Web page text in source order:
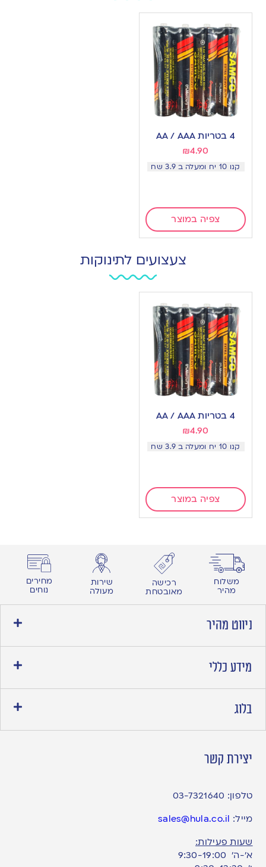
4 בטריות AA / AAA
₪4.90
קנו 10 יח ומעלה ב 3.9 שח
צפיה במוצר
צעצועים לתינוקות
4 בטריות AA / AAA
₪4.90
קנו 10 יח ומעלה ב 3.9 שח
צפיה במוצר
משלוח
מהיר
רכישה
מאובטחת
שירות
מעולה
מחירים
נוחים
ניווט מהיר
מידע כללי
בלוג
יצירת קשר
טלפון: 03-7321640
מייל: sales@hula.co.il
שעות פעילות:
א’-ה’ 9:30-19:00